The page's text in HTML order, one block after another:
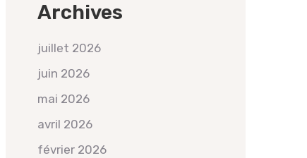
Archives
juillet 2026
juin 2026
mai 2026
avril 2026
février 2026